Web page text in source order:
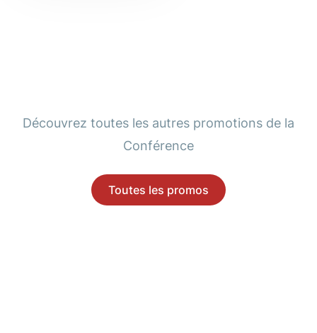
Découvrez toutes les autres promotions de la
Conférence
Toutes les promos